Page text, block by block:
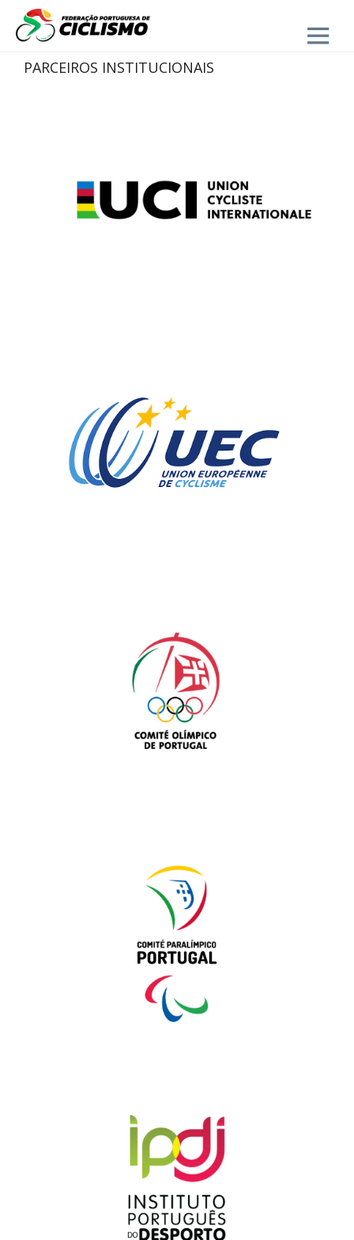
Close
PARCEIROS INSTITUCIONAIS